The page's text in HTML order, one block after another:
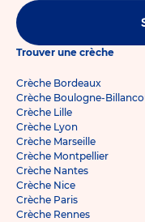
Trouver une crèche
Crèche Bordeaux
Crèche Boulogne-
Crèche Lille
Crèche Lyon
Crèche Marseille
Crèche Montpellier
Crèche Nantes
Crèche Nice
Crèche Paris
Crèche Rennes